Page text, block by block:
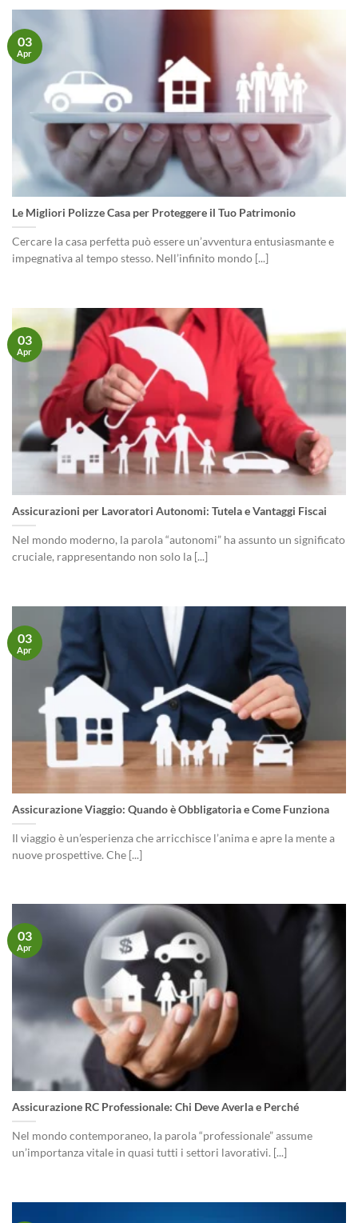
Le Migliori Polizze Casa per Proteggere il Tuo Patrimonio
Cercare la casa perfetta può essere un’avventura entusiasmante e
impegnativa al tempo stesso. Nell’infinito mondo [...]
03
Apr
Assicurazioni per Lavoratori Autonomi: Tutela e Vantaggi Fiscai
Nel mondo moderno, la parola “autonomi” ha assunto un significato
cruciale, rappresentando non solo la [...]
03
Apr
Assicurazione Viaggio: Quando è Obbligatoria e Come Funziona
Il viaggio è un’esperienza che arricchisce l’anima e apre la mente a
nuove prospettive. Che [...]
03
Apr
Assicurazione RC Professionale: Chi Deve Averla e Perché
Nel mondo contemporaneo, la parola “professionale” assume
un’importanza vitale in quasi tutti i settori lavorativi. [...]
03
Apr